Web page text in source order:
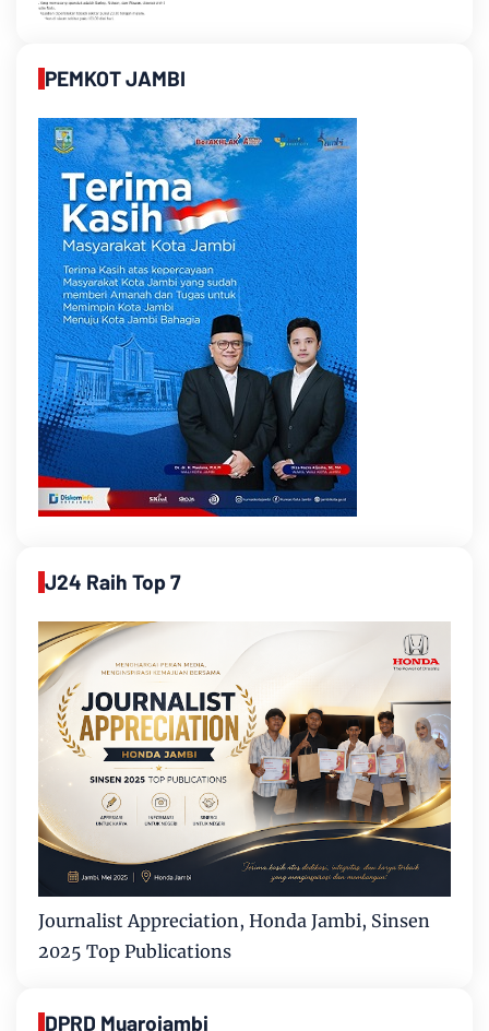
PEMKOT JAMBI
J24 Raih Top 7
Journalist Appreciation, Honda Jambi, Sinsen
2025 Top Publications
DPRD Muarojambi